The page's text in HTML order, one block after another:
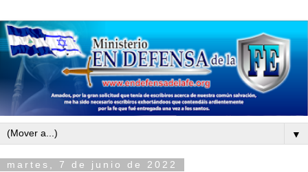
▼
martes, 7 de junio de 2022